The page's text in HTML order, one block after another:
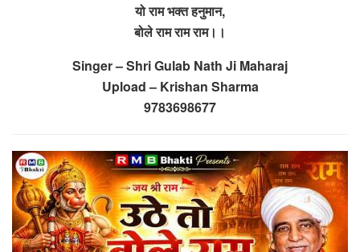
यो राम भक्त हनुमान,
बोले राम राम राम।।
Singer – Shri Gulab Nath Ji Maharaj
Upload – Krishan Sharma
9783698677